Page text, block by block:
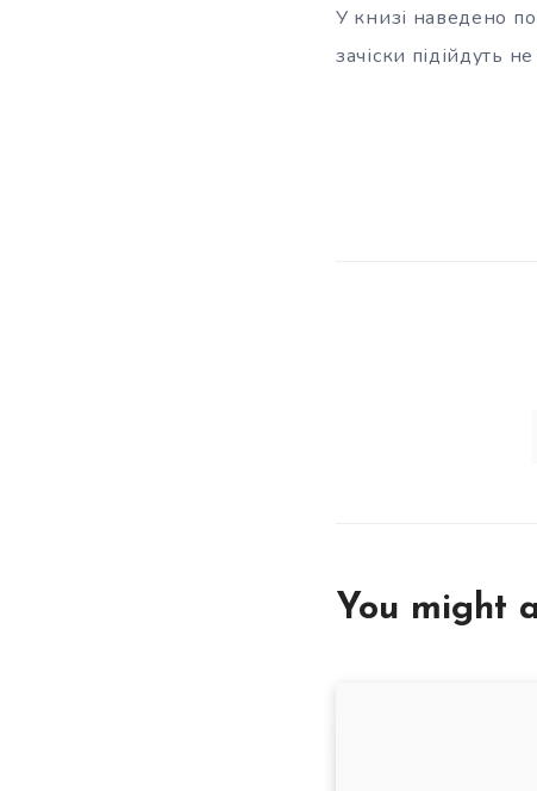
У книзі наведено
зачіски підійдуть
You might